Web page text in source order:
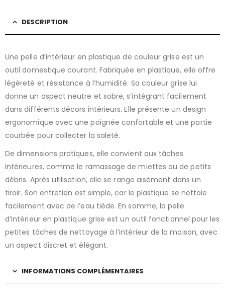
DESCRIPTION
Une pelle d’intérieur en plastique de couleur grise est un
outil domestique courant. Fabriquée en plastique, elle offre
légèreté et résistance à l’humidité. Sa couleur grise lui
donne un aspect neutre et sobre, s’intégrant facilement
dans différents décors intérieurs. Elle présente un design
ergonomique avec une poignée confortable et une partie
courbée pour collecter la saleté.
De dimensions pratiques, elle convient aux tâches
intérieures, comme le ramassage de miettes ou de petits
débris. Après utilisation, elle se range aisément dans un
tiroir. Son entretien est simple, car le plastique se nettoie
facilement avec de l’eau tiède. En somme, la pelle
d’intérieur en plastique grise est un outil fonctionnel pour les
petites tâches de nettoyage à l’intérieur de la maison, avec
un aspect discret et élégant.
INFORMATIONS COMPLÉMENTAIRES